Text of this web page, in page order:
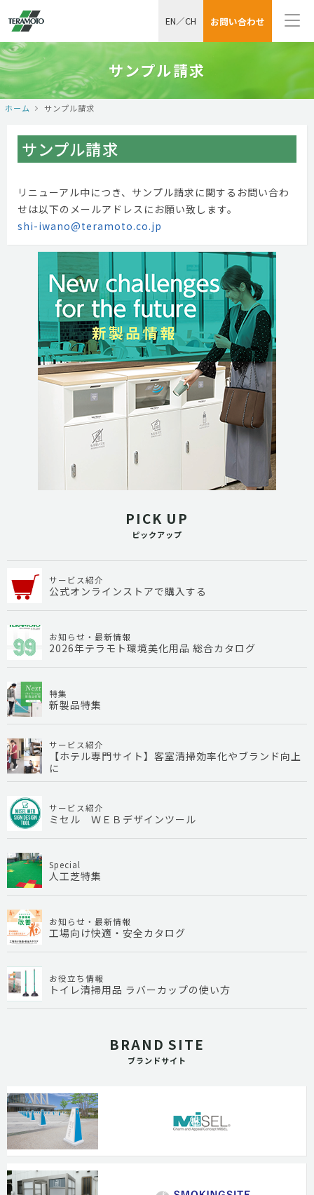
お問い合わせ
EN／CH
サンプル請求
ホーム サンプル請求
サンプル請求
リニューアル中につき、サンプル請求に関するお問い合わ
せは以下のメールアドレスにお願い致します。
shi-iwano@teramoto.co.jp
PICK UP
ピックアップ
サービス紹介
公式オンラインストアで購入する
お知らせ・最新情報
2026年テラモト環境美化用品 総合カタログ
特集
新製品特集
サービス紹介
【ホテル専門サイト】客室清掃効率化やブランド向上
に
サービス紹介
ミセル ＷＥＢデザインツール
Special
人工芝特集
お知らせ・最新情報
工場向け快適・安全カタログ
お役立ち情報
トイレ清掃用品 ラバーカップの使い方
BRAND SITE
ブランドサイト